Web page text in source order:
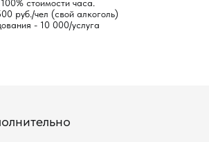
стоимости часа.
руб./чел (свой алкоголь)
- 10 000/услуга